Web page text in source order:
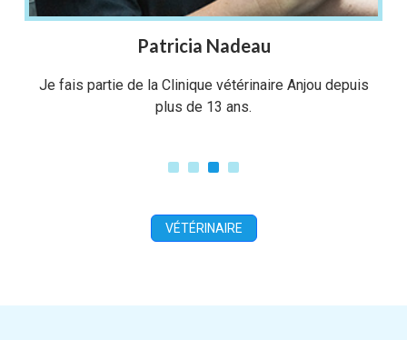
Patricia Nadeau
Je fais partie de la Clinique vétérinaire Anjou depuis
plus de 13 ans.
VÉTÉRINAIRE